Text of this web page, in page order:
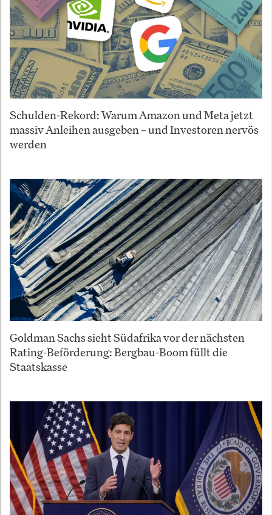
Schulden-Rekord: Warum Amazon und Meta jetzt
massiv Anleihen ausgeben – und Investoren nervös
werden
Goldman Sachs sieht Südafrika vor der nächsten
Rating-Beförderung: Bergbau-Boom füllt die
Staatskasse